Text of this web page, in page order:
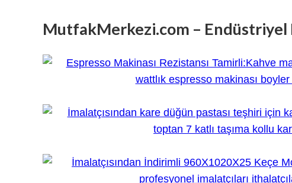
MutfakMerkezi.com – Endüstriyel